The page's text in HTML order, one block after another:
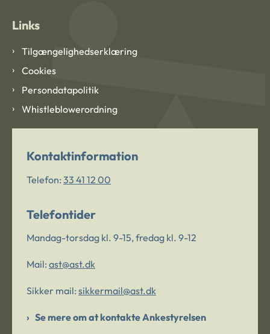
Links
Tilgængelighedserklæring
Cookies
Persondatapolitik
Whistleblowerordning
Kontaktinformation
Telefon: 33 41 12 00
Telefontider
Mandag-torsdag kl. 9-15, fredag kl. 9-12
Mail: ast@ast.dk
Sikker mail: sikkermail@ast.dk
Se mere om at kontakte Ankestyrelsen